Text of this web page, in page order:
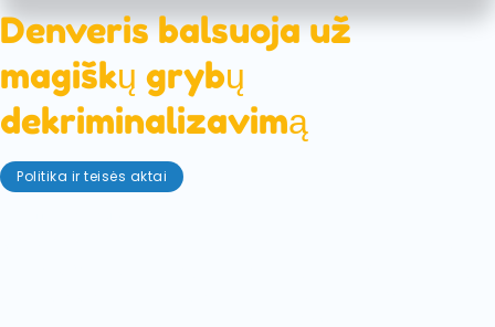
Denveris balsuoja už
magiškų grybų
dekriminalizavimą
Politika ir teisės aktai